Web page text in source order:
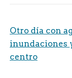
Otro día con
inundaciones
centro